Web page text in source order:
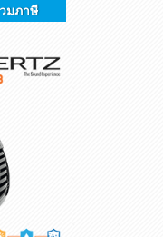
มภาษี